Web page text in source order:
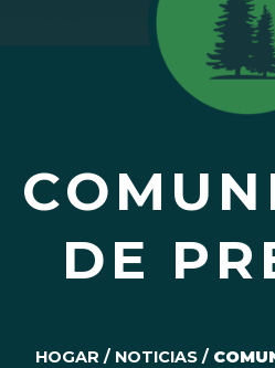
DE
HOGAR / NOTICIAS /